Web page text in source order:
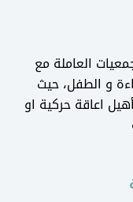
العاملة مع
و الطفل، حيث
منذ العام 1998 في تأهيل اعاقة حركية او